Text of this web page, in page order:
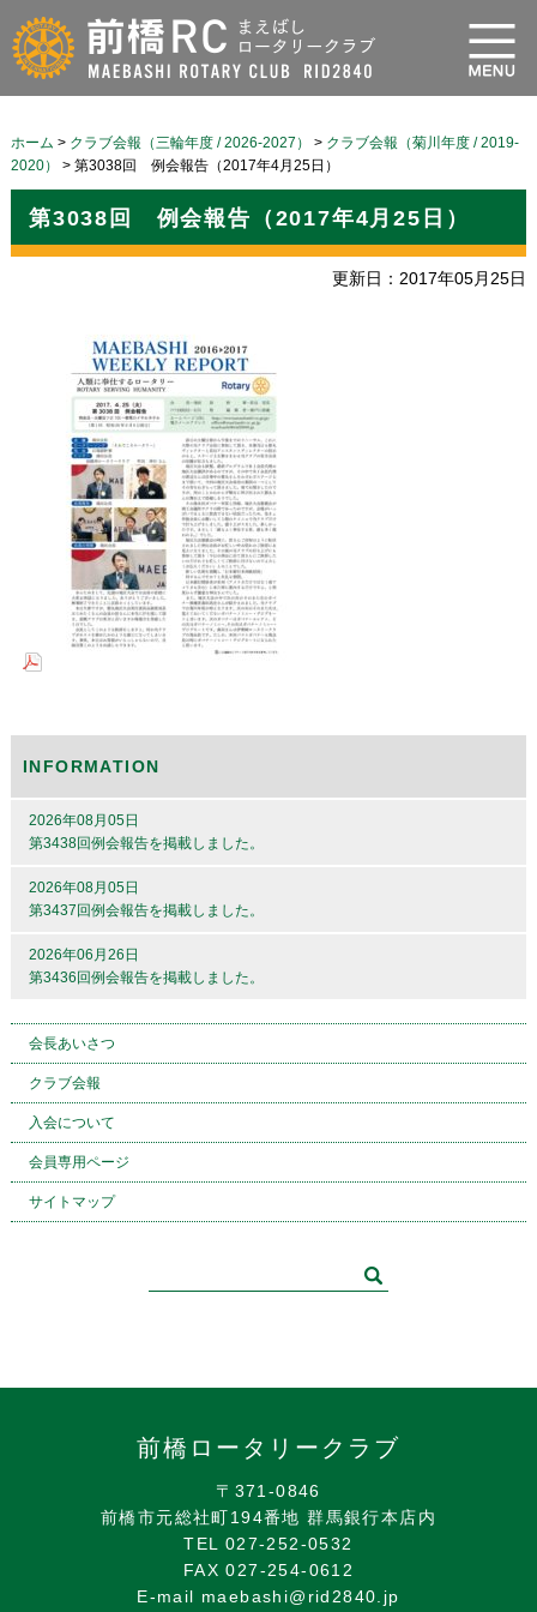
ホーム > クラブ会報（三輪年度 / 2026-2027） > クラブ会報（菊川年度 / 2019-
2020）
> 第3038回 例会報告（2017年4月25日）
第3038回 例会報告（2017年4月25日）
更新日：2017年05月25日
INFORMATION
2026年08月05日
第3438回例会報告を掲載しました。
2026年08月05日
第3437回例会報告を掲載しました。
2026年06月26日
第3436回例会報告を掲載しました。
会長あいさつ
クラブ会報
入会について
会員専用ページ
サイトマップ
前橋ロータリークラブ
〒371-0846
前橋市元総社町194番地 群馬銀行本店内
TEL 027-252-0532
FAX 027-254-0612
E-mail maebashi@rid2840.jp